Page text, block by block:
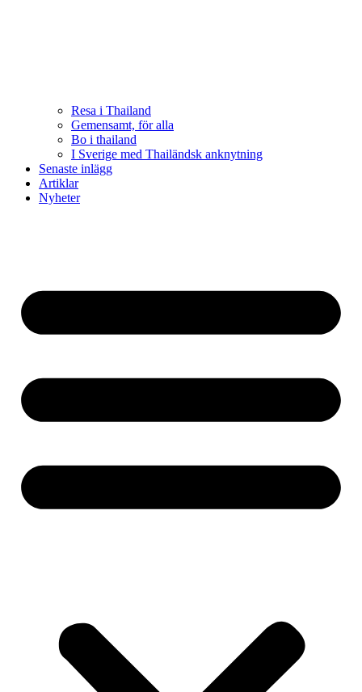
Resa i Thailand
Gemensamt, för alla
Bo i thailand
I Sverige med Thailändsk anknytning
Senaste inlägg
Artiklar
Nyheter